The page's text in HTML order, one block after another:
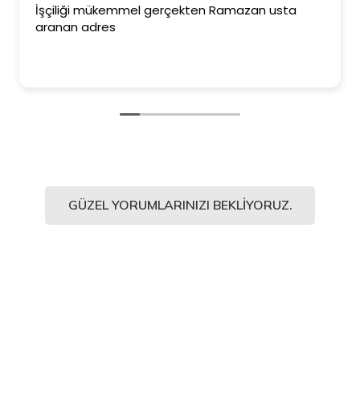
İşçiliği mükemmel gerçekten Ramazan usta
aranan adres
GÜZEL YORUMLARINIZI BEKLIYORUZ.